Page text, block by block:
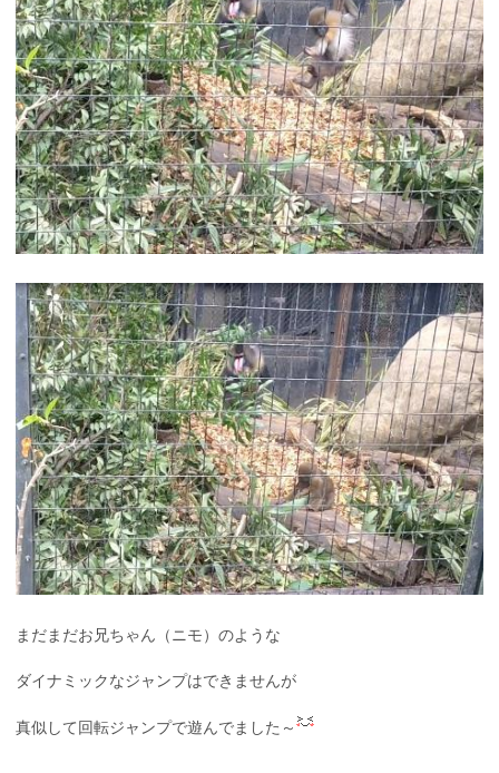
まだまだお兄ちゃん（ニモ）のような
ダイナミックなジャンプはできませんが
真似して回転ジャンプで遊んでました～